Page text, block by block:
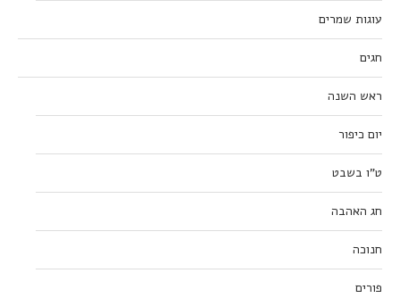
עוגות שמרים
חגים
ראש השנה
יום כיפור
ט”ו בשבט
חג האהבה
חנוכה
פורים